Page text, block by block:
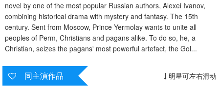
novel by one of the most popular Russian authors, Alexei Ivanov,
combining historical drama with mystery and fantasy. The 15th
century. Sent from Moscow, Prince Yermolay wants to unite all
peoples of Perm, Christians and pagans alike. To do so, he, a
Christian, seizes the pagans' most powerful artefact, the Gol...
同主演作品 明星可左右滑动